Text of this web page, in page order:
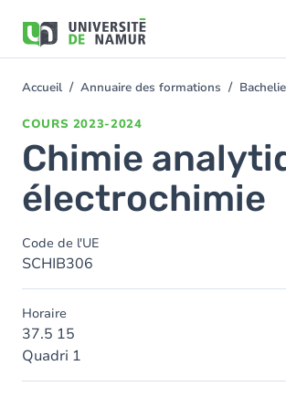
contenu
You
Accueil Annuaire des formations
COURS 2023-2024
Chimie
électrochimie
Code de l'UE
SCHIB306
Horaire
37.5 15
Quadri 1